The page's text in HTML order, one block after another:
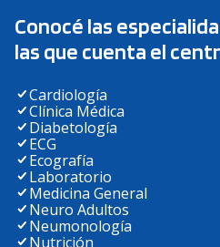
Conocé las
las que cuenta el
Cardiología
Clínica Médica
Diabetología
ECG
Ecografía
Laboratorio
Medicina General
Neuro Adultos
Neumonología
Nutrición